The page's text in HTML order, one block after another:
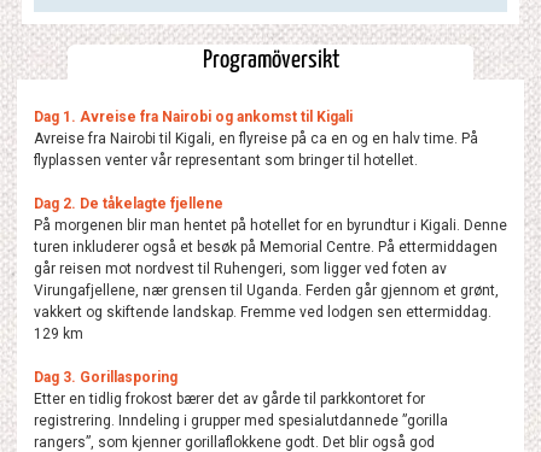
Programöversikt
Dag 1. Avreise fra Nairobi og ankomst til Kigali
Avreise fra Nairobi til Kigali, en flyreise på ca en og en halv time. På
flyplassen venter vår representant som bringer til hotellet.
Dag 2. De tåkelagte fjellene
På morgenen blir man hentet på hotellet for en byrundtur i Kigali. Denne
turen inkluderer også et besøk på Memorial Centre. På ettermiddagen
går reisen mot nordvest til Ruhengeri, som ligger ved foten av
Virungafjellene, nær grensen til Uganda. Ferden går gjennom et grønt,
vakkert og skiftende landskap. Fremme ved lodgen sen ettermiddag.
129 km
Dag 3. Gorillasporing
Etter en tidlig frokost bærer det av gårde til parkkontoret for
registrering. Inndeling i grupper med spesialutdannede ”gorilla
rangers”, som kjenner gorillaflokkene godt. Det blir også god